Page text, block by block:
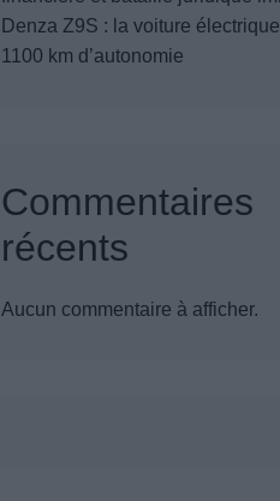
Denza Z9S : la voiture
1100 km d’autonomie
Commentaires
récents
Aucun commentaire à afficher.